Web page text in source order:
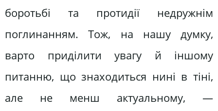
боротьбі та протидії недружнім
поглинанням. Тож, на нашу думку,
варто приділити увагу й іншому
питанню, що знаходиться нині в тіні,
але не менш актуальному, —